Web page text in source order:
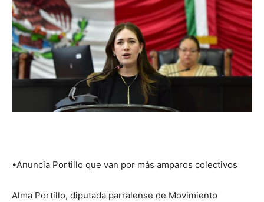
•Anuncia Portillo que van por más amparos colectivos
Alma Portillo, diputada parralense de Movimiento